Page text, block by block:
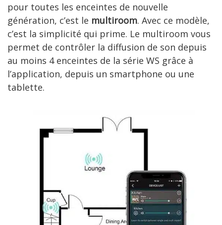
pour toutes les enceintes de nouvelle
génération, c’est le multiroom. Avec ce modèle,
c’est la simplicité qui prime. Le multiroom vous
permet de contrôler la diffusion de son depuis
au moins 4 enceintes de la série WS grâce à
l’application, depuis un smartphone ou une
tablette.